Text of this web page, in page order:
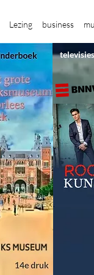
Lezing business